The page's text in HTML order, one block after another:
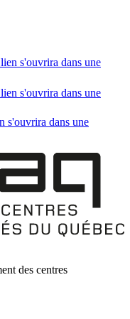
s'ouvrira dans une
s'ouvrira dans une
s'ouvrira dans une
des centres